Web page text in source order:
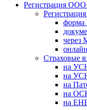
Регистрация
форма
Страховые
на
на
на
на
на